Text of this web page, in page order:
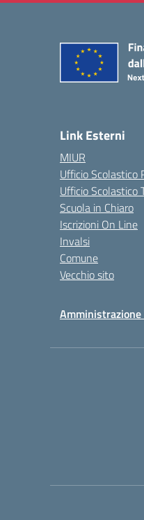
Link Esterni
MIUR
Ufficio Scolastico
Ufficio Scolastico
Scuola in Chiaro
Iscrizioni On Line
Invalsi
Comune
Vecchio sito